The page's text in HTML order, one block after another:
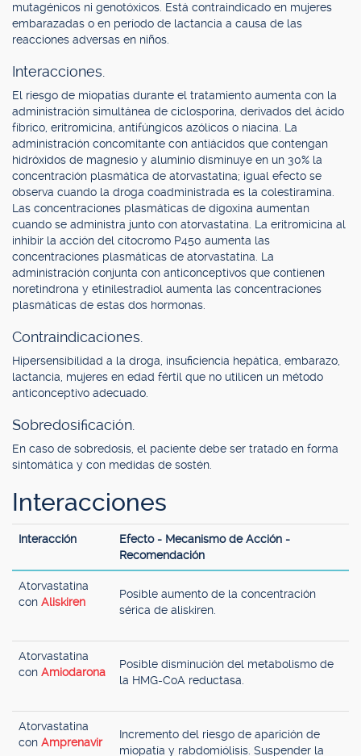
mutagénicos ni genotóxicos. Está contraindicado en mujeres
embarazadas o en período de lactancia a causa de las
reacciones adversas en niños.
Interacciones.
El riesgo de miopatías durante el tratamiento aumenta con la
administración simultánea de ciclosporina, derivados del ácido
fíbrico, eritromicina, antifúngicos azólicos o niacina. La
administración concomitante con antiácidos que contengan
hidróxidos de magnesio y aluminio disminuye en un 30% la
concentración plasmática de atorvastatina; igual efecto se
observa cuando la droga coadministrada es la colestiramina.
Las concentraciones plasmáticas de digoxina aumentan
cuando se administra junto con atorvastatina. La eritromicina al
inhibir la acción del citocromo P450 aumenta las
concentraciones plasmáticas de atorvastatina. La
administración conjunta con anticonceptivos que contienen
noretindrona y etinilestradiol aumenta las concentraciones
plasmáticas de estas dos hormonas.
Contraindicaciones.
Hipersensibilidad a la droga, insuficiencia hepática, embarazo,
lactancia, mujeres en edad fértil que no utilicen un método
anticonceptivo adecuado.
Sobredosificación.
En caso de sobredosis, el paciente debe ser tratado en forma
sintomática y con medidas de sostén.
Interacciones
Interacción
Efecto - Mecanismo de Acción -
Recomendación
Atorvastatina
con Aliskiren
Posible aumento de la concentración
sérica de aliskiren.
Atorvastatina
con Amiodarona
Posible disminución del metabolismo de
la HMG-CoA reductasa.
Atorvastatina
con Amprenavir
Incremento del riesgo de aparición de
miopatía y rabdomiólisis. Suspender la